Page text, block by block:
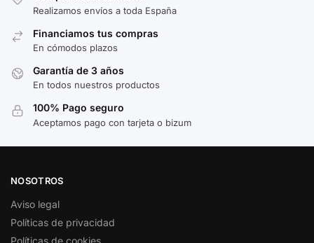
Realizamos envíos a toda España
Financiamos tus compras
En cómodos plazos
Garantía de 3 años
En todos nuestros productos
100% Pago seguro
Aceptamos pago con tarjeta o bizum
NOSOTROS
Aviso legal
Políticas de privacidad
Políticas de cookies